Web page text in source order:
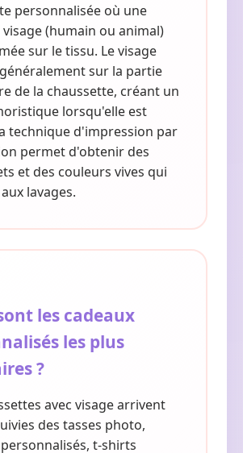
personnalisée où une
(humain ou animal)
sur le tissu. Le visage
sur la partie
de la chaussette, créant un
lorsqu'elle est
technique d'impression par
permet d'obtenir des
et des couleurs vives qui
lavages.
les cadeaux
les plus
?
avec visage arrivent
des tasses photo,
t-shirts